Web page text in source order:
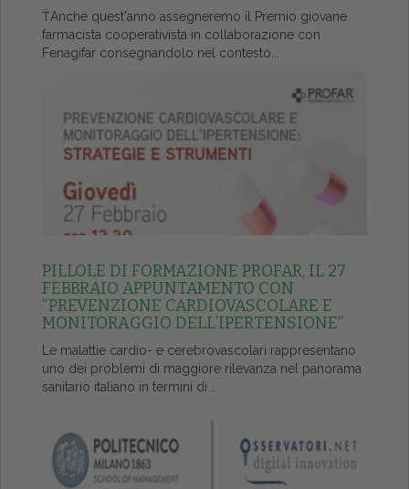
ŤAnche quest'anno assegneremo il Premio giovane
farmacista cooperativista in collaborazione con
Fenagifar consegnandolo nel contesto...
PILLOLE DI FORMAZIONE PROFAR, IL 27
FEBBRAIO APPUNTAMENTO CON
“PREVENZIONE CARDIOVASCOLARE E
MONITORAGGIO DELL’IPERTENSIONE”
Le malattie cardio- e cerebrovascolari rappresentano
uno dei problemi di maggiore rilevanza nel panorama
sanitario italiano in termini di...